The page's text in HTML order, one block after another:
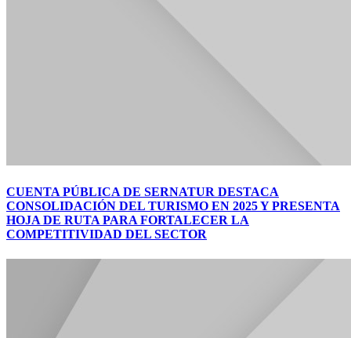
CUENTA PÚBLICA DE SERNATUR DESTACA
CONSOLIDACIÓN DEL TURISMO EN 2025 Y PRESENTA
HOJA DE RUTA PARA FORTALECER LA
COMPETITIVIDAD DEL SECTOR